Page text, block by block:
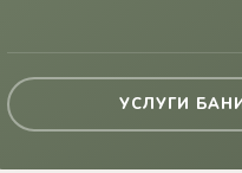
УСЛУГИ